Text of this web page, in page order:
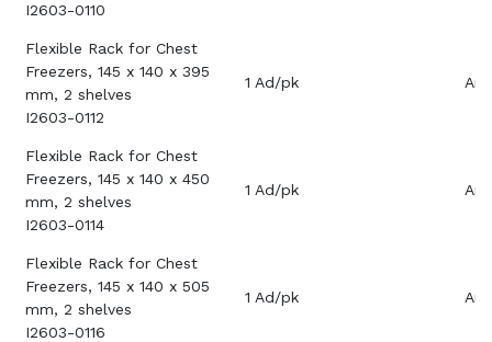
I2603-0110
Flexible Rack for Chest
Freezers, 145 x 140 x 395
mm, 2 shelves
I2603-0112
1 Ad/pk
Flexible Rack for Chest
Freezers, 145 x 140 x 450
mm, 2 shelves
I2603-0114
1 Ad/pk
Flexible Rack for Chest
Freezers, 145 x 140 x 505
mm, 2 shelves
I2603-0116
1 Ad/pk